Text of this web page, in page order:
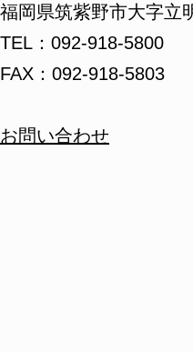
福岡県筑紫野市大字立
TEL：092-918-5800
FAX：092-918-5803
お問い合わせ